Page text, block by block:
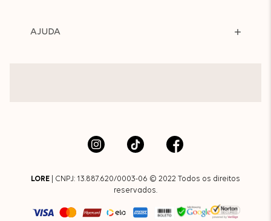
AJUDA
LORE | CNPJ: 13.887.620/0003-06 © 2022 Todos os direitos
reservados.